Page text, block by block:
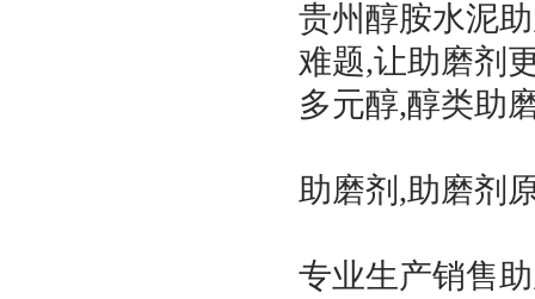
贵州醇胺水泥
难题,让助磨剂
多元醇,醇类助
助磨剂,助磨剂
专业生产销售